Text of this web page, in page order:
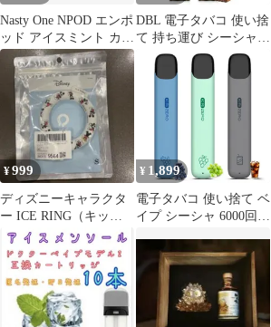
Nasty One NPOD エンポ
ッド アイスミント カー
トリッジのみ ニコパ
DBL 電子タバコ 使い捨
て 持ち運び シーシャ
ベイプ 2本入り 大容量
VAPE 禁煙パイポ 爆煙
ート ニコチンなし ター
ルなし STICK ZEROシ
¥999
ディズニーキャラクタ
ー ICE RING（キッ
ズ）
¥ 1,899
電子タバコ 使い捨て ベ
イプ シーシャ 6000回吸
VAPE 大容量 爆煙 禁煙
パイポ 水蒸気タバコ ニ
コチンなし タールなし
KIRI ZEROシリーズ
「ブルーベリー＋マス